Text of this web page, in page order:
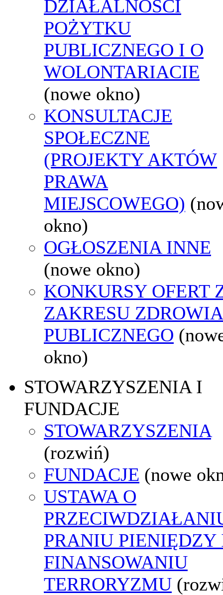
DZIAŁALNOŚCI
POŻYTKU
PUBLICZNEGO I O
WOLONTARIACIE
(nowe okno)
KONSULTACJE
SPOŁECZNE
(PROJEKTY AKTÓW
PRAWA
MIEJSCOWEGO)
okno)
OGŁOSZENIA INNE
(nowe okno)
KONKURSY OFERT
ZAKRESU ZDROWIA
PUBLICZNEGO
okno)
STOWARZYSZENIA I
FUNDACJE
STOWARZYSZENIA
(rozwiń)
FUNDACJE (nowe
USTAWA O
PRANIU PIENIĘDZY
FINANSOWANIU
TERRORYZMU